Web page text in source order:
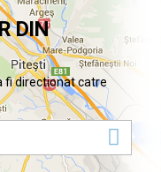
DIN
fi directionat catre